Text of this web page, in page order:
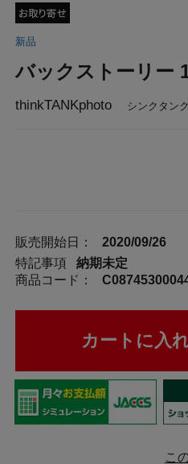
新品
バックストーリー
thinkTANKphoto シンクタン
販売開始日：
2020/09/26
特記事項
納期未定
商品コード：
こ